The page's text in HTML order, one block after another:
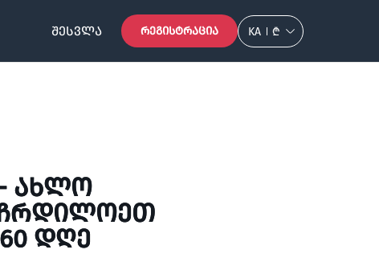
ᲨᲔᲡᲕᲚᲐ ᲠᲔᲒᲘᲡᲢᲠᲐᲪᲘᲐ KA ₾
- ᲐᲮᲚᲝ
ᲓᲦᲔ